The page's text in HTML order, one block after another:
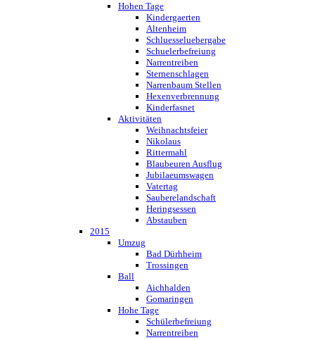
Hohen Tage
Kindergaerten
Altenheim
Schluesseluebergabe
Schuelerbefreiung
Narrentreiben
Sternenschlagen
Narrenbaum Stellen
Hexenverbrennung
Kinderfasnet
Aktivitäten
Weihnachtsfeier
Nikolaus
Rittermahl
Blaubeuren Ausflug
Jubilaeumswagen
Vatertag
Sauberelandschaft
Heringsessen
Abstauben
2015
Umzug
Bad Dürhheim
Trossingen
Ball
Aichhalden
Gomaringen
Hohe Tage
Schülerbefreiung
Narrentreiben